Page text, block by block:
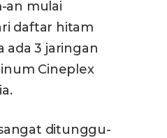
an mulai
daftar hitam
ada 3 jaringan
Cineplex
ditunggu-